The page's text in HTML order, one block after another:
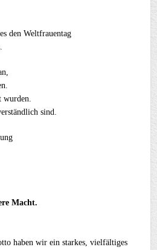
den Weltfrauentag
wurden.
sind.
Macht.
haben wir ein starkes, vielfältiges